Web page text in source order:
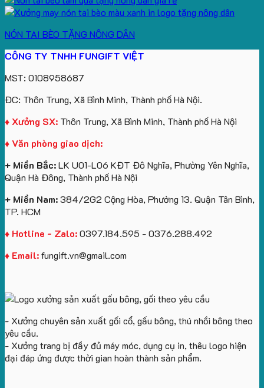
NÓN TAI BÈO TẶNG NÔNG DÂN
CÔNG TY TNHH FUNGIFT VIỆT
MST: 0108958687
ĐC: Thôn Trung, Xã Bình Minh, Thành phố Hà Nội.
♦ Xưởng SX: Thôn Trung, Xã Bình Minh, Thành phố Hà Nội
♦ Văn phòng giao dịch:
+ Miền Bắc:LK U01-L06 KĐT Đô Nghĩa, Phường Yên Nghĩa,
Quận Hà Đông, Thành phố Hà Nội
+ Miền Nam:384/2G2 Cộng Hòa, Phường 13. Quận Tân Bình,
TP. HCM
♦ Hotline - Zalo:0397.184.595 - 0376.288.492
♦ Email:fungift.vn@gmail.com
- Xưởng chuyên sản xuất gối cổ, gấu bông, thú nhồi bông theo
yêu cầu.
- Xưởng trang bị đầy đủ máy móc, dụng cụ in, thêu logo hiện
đại đáp ứng được thời gian hoàn thành sản phẩm.